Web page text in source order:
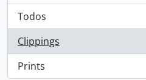
Todos
Clippings
, 1 resultados
Prints
, 1 resultados